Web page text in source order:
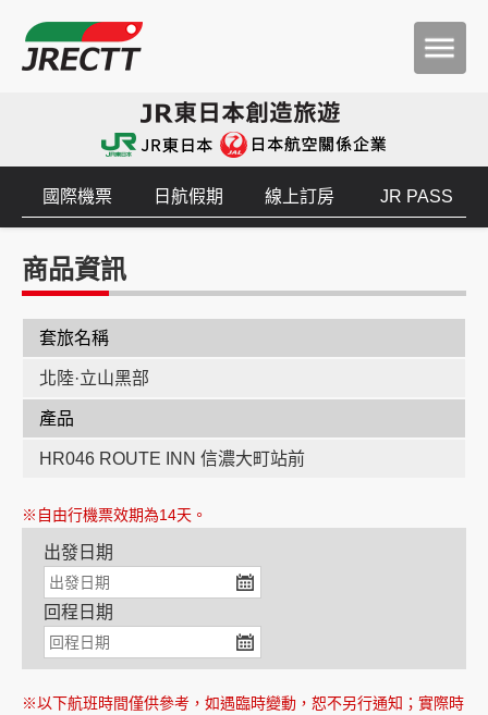
創造旅遊
國際機票 日航假期 線上訂房 JR PASS
商品資訊
套旅名稱
北陸·立山黑部
產品
HR046 ROUTE INN 信濃大町站前
※自由行機票效期為14天。
出發日期
回程日期
※以下航班時間僅供參考，如遇臨時變動，恕不另行通知；實際時